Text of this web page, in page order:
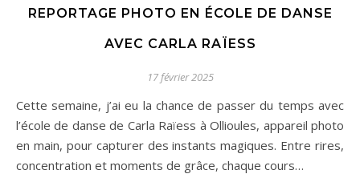
REPORTAGE PHOTO EN ÉCOLE DE DANSE
AVEC CARLA RAÏESS
17 février 2025
Cette semaine, j’ai eu la chance de passer du temps avec
l’école de danse de Carla Raïess à Ollioules, appareil photo
en main, pour capturer des instants magiques. Entre rires,
concentration et moments de grâce, chaque cours…